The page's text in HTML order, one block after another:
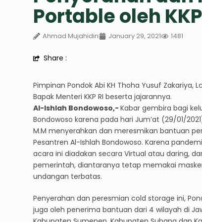
Portable oleh
Ahmad Mujahidin January 29, 2021 1481
Share :
Pimpinan Pondok Abi KH Thoha Yusuf
Bapak Menteri KKP RI beserta jajarannya.
Al-Ishlah Bondowoso,-Kabar gembira bagi
Bondowoso karena pada hari Jum’at (29/01/
M.M menyerahkan dan meresmikan bantuan
Pesantren Al-Ishlah Bondowoso. Karena
acara ini diadakan secara Virtual atau daring,
pemerintah, diantaranya tetap memakai
undangan terbatas.
Penyerahan dan peresmian cold storage ini,
juga oleh penerima bantuan dari 4 wilayah di